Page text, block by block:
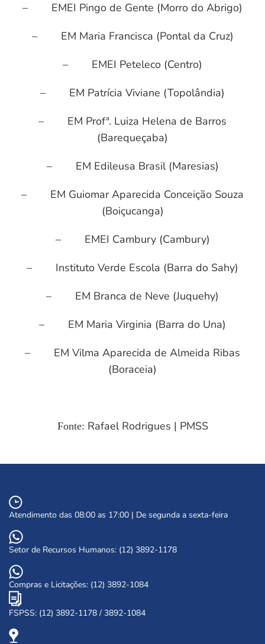
– EMEI Pingo de Gente (Morro do Abrigo)
– EM Maria Francisca (Pontal da Cruz)
– EMEI Peteleco (Centro)
– EM Patrícia Viviane (Topolândia)
– EM Profª. Luiza Helena de Barros
(Barequeçaba)
– EM Edileusa Brasil (Maresias)
– EM Guiomar Aparecida Conceição Souza
(Boiçucanga)
– EMEI Cambury (Cambury)
– Instituto Verde Escola (Barra do Sahy)
– EM Branca de Neve (Juquehy)
– EM Maria Virginia (Barra do Una)
– EM Vilma Aparecida de Almeida Ribas
(Boraceia)
Fonte: Rafael Rodrigues | PMSS
Atendimento das 08:00 as 17:00 | De segunda a sexta-feira
Setor de Recursos Humanos: (12) 3892-1178
Compras e Licitações: (12) 3892-1084
FSPSS: (12) 3892-1178 / 3892-1084